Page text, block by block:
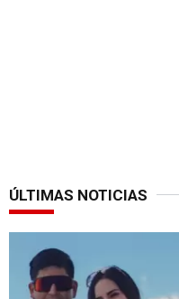
ÚLTIMAS NOTICIAS